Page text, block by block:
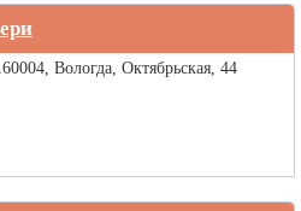
Вологда, Октябрьская, 44